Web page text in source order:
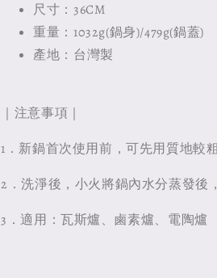
尺寸：36CM
重量：1032g(鍋身)/479g(鍋蓋)
產地：台灣製
｜注意事項｜
1．新鍋首次使用前，可先用質地較
2．洗淨後，小火將鍋內水分蒸發後
3．適用：瓦斯爐、鹵素爐、電陶爐